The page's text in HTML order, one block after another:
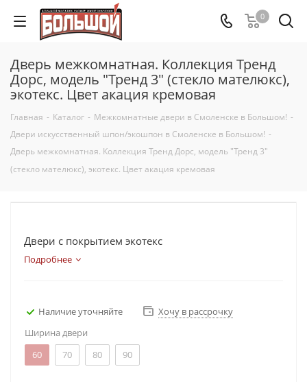
0
Дверь межкомнатная. Коллекция Тренд
Дорс, модель "Тренд 3" (стекло мателюкс),
экотекс. Цвет акация кремовая
Главная - Каталог - Межкомнатные двери в Смоленске в Большом! -
Двери искусственный шпон/экошпон в Смоленске в Большом! -
Дверь межкомнатная. Коллекция Тренд Дорс, модель "Тренд 3"
(стекло мателюкс), экотекс. Цвет акация кремовая
Двери с покрытием экотекс
Подробнее
Наличие уточняйте
Хочу в рассрочку
Ширина двери
60
70 80 90